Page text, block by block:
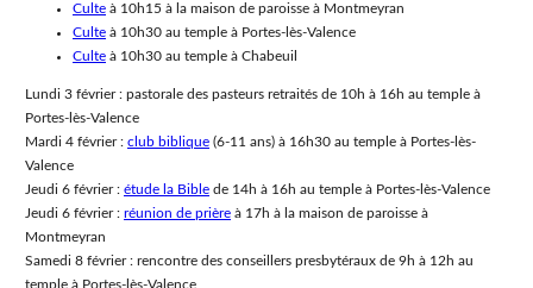
Culte à 10h15 à la maison de paroisse à Montmeyran
Culte à 10h30 au temple à Portes-lès-Valence
Culte à 10h30 au temple à Chabeuil
Lundi 3 février : pastorale des pasteurs retraités de 10h à 16h au temple à
Portes-lès-Valence
Mardi 4 février : club biblique (6-11 ans) à 16h30 au temple à Portes-lès-
Valence
Jeudi 6 février : étude la Bible de 14h à 16h au temple à Portes-lès-Valence
Jeudi 6 février : réunion de prière à 17h à la maison de paroisse à
Montmeyran
Samedi 8 février : rencontre des conseillers presbytéraux de 9h à 12h au
temple à Portes-lès-Valence